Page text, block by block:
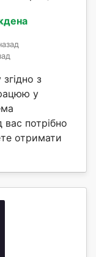
з
у
вас потрібно
отримати